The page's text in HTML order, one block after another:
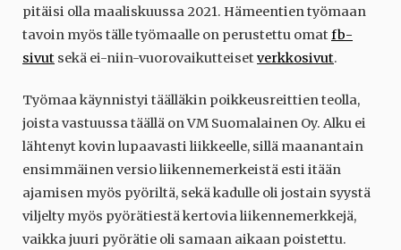
pitäisi olla maaliskuussa 2021. Hämeentien työmaan
tavoin myös tälle työmaalle on perustettu omatfb-
sivut sekä ei-niin-vuorovaikutteisetverkkosivut.
Työmaa käynnistyi täälläkin poikkeusreittien teolla,
joista vastuussa täällä on VM Suomalainen Oy. Alku ei
lähtenyt kovin lupaavasti liikkeelle, sillä maanantain
ensimmäinen versio liikennemerkeistä esti itään
ajamisen myös pyöriltä, sekä kadulle oli jostain syystä
viljelty myös pyörätiestä kertovia liikennemerkkejä,
vaikka juuri pyörätie oli samaan aikaan poistettu.